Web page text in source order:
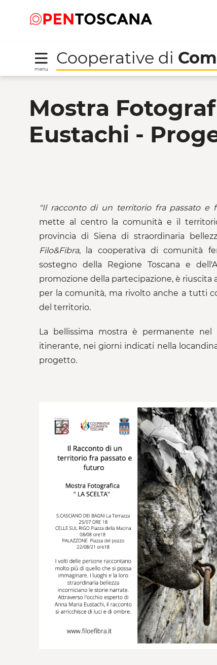
menu
Cooperative di
Mostra
Eustachi -
"Il racconto di un territorio fra passato e
mette al centro la comunità e il
provincia di Siena di straordinaria
Filo&Fibra, la cooperativa di comunità
sostegno della Regione Toscana e
promozione della partecipazione, è riuscita
per la comunità, ma rivolto anche a tutti
del territorio.
La bellissima mostra è permanente
itinerante, nei giorni indicati nella
progetto.